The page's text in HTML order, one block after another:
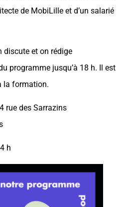
de MobiLille et d’un salarié
discute et on rédige
programme jusqu’à 18 h. Il est
la formation.
rue des Sarrazins
h